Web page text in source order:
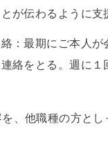
が伝わるように支
：最期にご本人が
絡をとる。週に１
、他職種の方とし